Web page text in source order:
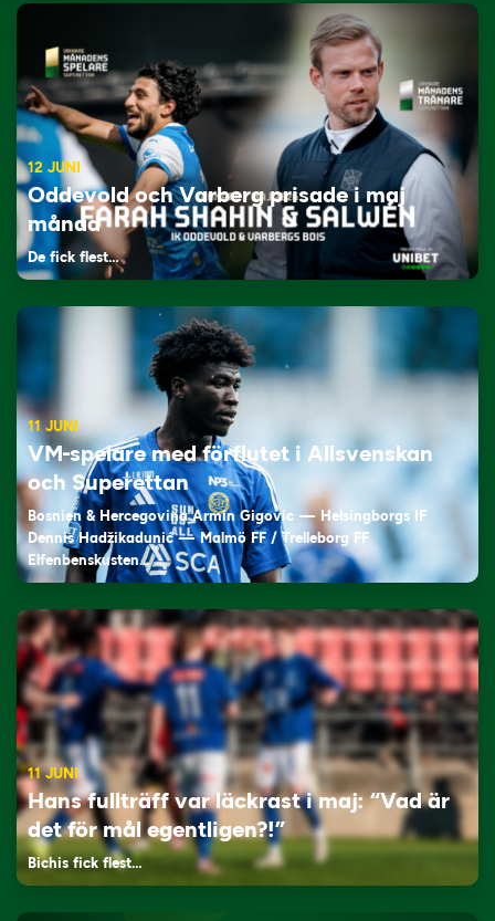
12 JUNI
Oddevold och Varberg prisade i maj
månad
De fick flest…
11 JUNI
VM-spelare med förflutet i Allsvenskan
och Superettan
Bosnien & Hercegovina Armin Gigovic — Helsingborgs IF
Dennis Hadžikadunić — Malmö FF / Trelleborg FF
Elfenbenskusten…
11 JUNI
Hans fullträff var läckrast i maj: “Vad är
det för mål egentligen?!”
Bichis fick flest…